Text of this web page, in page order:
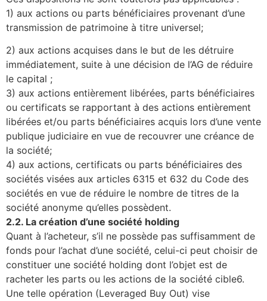
1) aux actions ou parts bénéficiaires provenant d’une
transmission de patrimoine à titre universel;
2) aux actions acquises dans le but de les détruire
immédiatement, suite à une décision de l’AG de réduire
le capital ;
3) aux actions entièrement libérées, parts bénéficiaires
ou certificats se rapportant à des actions entièrement
libérées et/ou parts bénéficiaires acquis lors d’une vente
publique judiciaire en vue de recouvrer une créance de
la société;
4) aux actions, certificats ou parts bénéficiaires des
sociétés visées aux articles 6315 et 632 du Code des
sociétés en vue de réduire le nombre de titres de la
société anonyme qu’elles possèdent.
2.2. La création d’une société holding
Quant à l’acheteur, s’il ne possède pas suffisamment de
fonds pour l’achat d’une société, celui-ci peut choisir de
constituer une société holding dont l’objet est de
racheter les parts ou les actions de la société cible6.
Une telle opération (Leveraged Buy Out) vise